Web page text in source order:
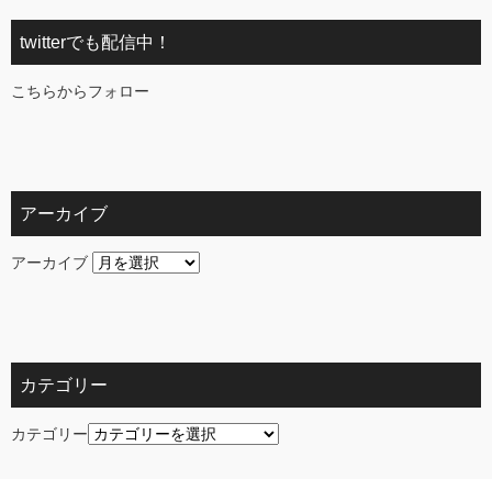
twitterでも配信中！
こちらからフォロー
アーカイブ
アーカイブ
カテゴリー
カテゴリー